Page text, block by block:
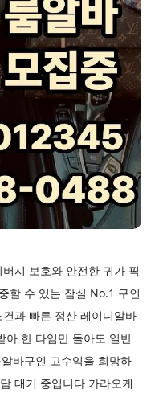
시 보호와 안전한 귀가 픽
할 수 있는 잠실 No.1 구인
과 빠른 정산 레이디알바
아 한 타임만 돌아도 일반
바구인 고수익을 희망하
대기 중입니다 가라오케